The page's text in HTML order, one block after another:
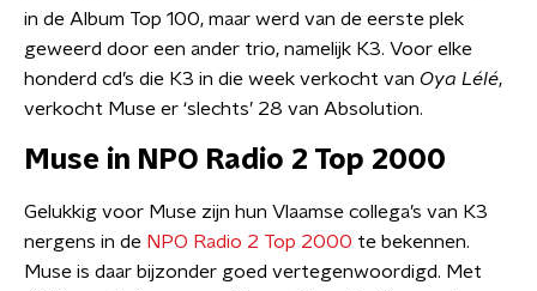
in de Album Top 100, maar werd van de eerste plek
geweerd door een ander trio, namelijk K3. Voor elke
honderd cd’s die K3 in die week verkocht van Oya Lélé,
verkocht Muse er ‘slechts’ 28 van Absolution.
Muse in NPO Radio 2 Top 2000
Gelukkig voor Muse zijn hun Vlaamse collega’s van K3
nergens in de NPO Radio 2 Top 2000 te bekennen.
Muse is daar bijzonder goed vertegenwoordigd. Met